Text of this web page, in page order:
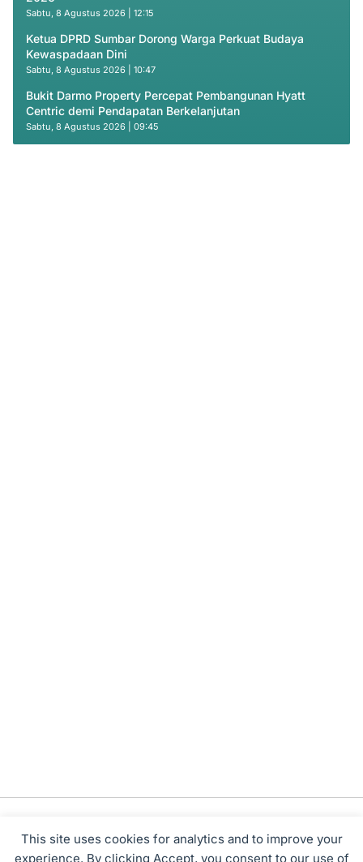
This site uses cookies for analytics and to improve your
experience. By clicking Accept, you consent to our use of
Sabtu, 8 Agustus 2026 | 12:15
Ketua DPRD Sumbar Dorong Warga Perkuat Budaya
Kewaspadaan Dini
Sabtu, 8 Agustus 2026 | 10:47
Bukit Darmo Property Percepat Pembangunan Hyatt
Centric demi Pendapatan Berkelanjutan
Sabtu, 8 Agustus 2026 | 09:45